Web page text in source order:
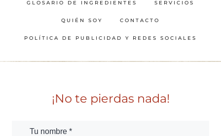
GLOSARIO DE INGREDIENTES SERVICIOS
QUIÉN SOY CONTACTO
POLÍTICA DE PUBLICIDAD Y REDES SOCIALES
¡No te pierdas nada!
Tu nombre *